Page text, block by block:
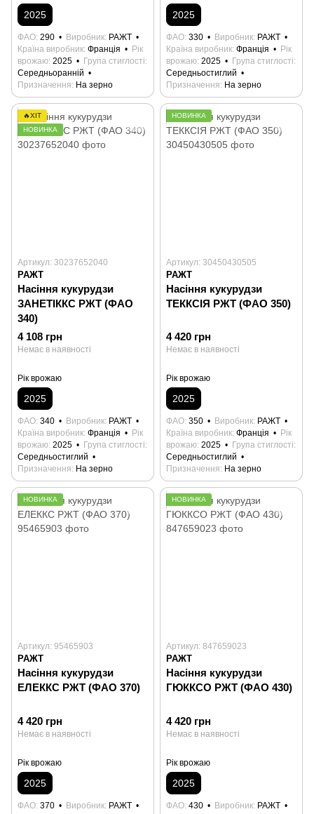
2025
ФАО 290 Виробник РАЖТ
Країна виробник Франція
Рік
врожаю 2025
Група стиглості
Середньоранній
Призначення
На зерно
2025
ФАО 330 Виробник РАЖТ
Країна виробник Франція
Рік
врожаю 2025
Група стиглості
Середньостиглий
Призначення
На зерно
🔥ХІТ
НОВИНКА
Артикул: 30237652040
РАЖТ
Насіння кукурудзи
ЗАНЕТІККС РЖТ (ФАО
340)
4 108 грн
Немає в наявності
Рік врожаю
2025
ФАО 340 Виробник РАЖТ
Країна виробник Франція
Рік
врожаю 2025
Група стиглості
Середньостиглий
Призначення
На зерно
НОВИНКА
Артикул: 30450430505
РАЖТ
Насіння кукурудзи
ТЕККСІЯ РЖТ (ФАО 350)
4 420 грн
Немає в наявності
Рік врожаю
2025
ФАО 350 Виробник РАЖТ
Країна виробник Франція
Рік
врожаю 2025
Група стиглості
Середньостиглий
Призначення
На зерно
НОВИНКА
Артикул: 95465903
РАЖТ
Насіння кукурудзи
ЕЛЕККС РЖТ (ФАО 370)
4 420 грн
Немає в наявності
Рік врожаю
2025
ФАО 370 Виробник РАЖТ
НОВИНКА
Артикул: 847659023
РАЖТ
Насіння кукурудзи
ГЮККСО РЖТ (ФАО 430)
4 420 грн
Немає в наявності
Рік врожаю
2025
ФАО 430 Виробник РАЖТ